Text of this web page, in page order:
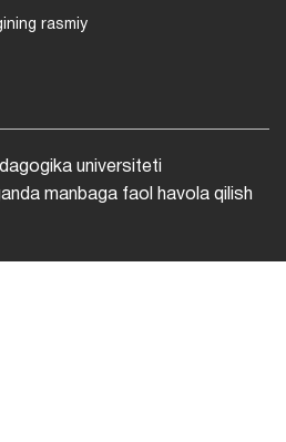
rasmiy
universiteti
manbaga faol havola qilish